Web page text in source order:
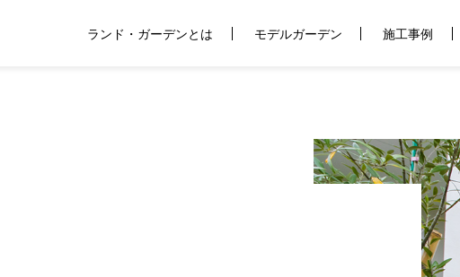
ランド・ガーデンとは モデルガーデン 施工事例